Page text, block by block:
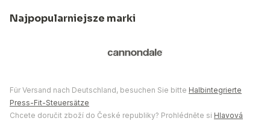
Najpopularniejsze marki
Für Versand nach Deutschland, besuchen Sie bitte Halbintegrierte
Press-Fit-Steuersätze
Chcete doručit zboží do České republiky? Prohlédněte si Hlavová